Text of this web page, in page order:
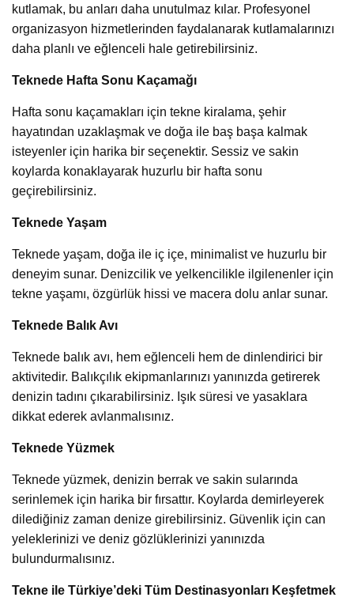
kutlamak, bu anları daha unutulmaz kılar. Profesyonel
organizasyon hizmetlerinden faydalanarak kutlamalarınızı
daha planlı ve eğlenceli hale getirebilirsiniz.
Teknede Hafta Sonu Kaçamağı
Hafta sonu kaçamakları için tekne kiralama, şehir
hayatından uzaklaşmak ve doğa ile baş başa kalmak
isteyenler için harika bir seçenektir. Sessiz ve sakin
koylarda konaklayarak huzurlu bir hafta sonu
geçirebilirsiniz.
Teknede Yaşam
Teknede yaşam, doğa ile iç içe, minimalist ve huzurlu bir
deneyim sunar. Denizcilik ve yelkencilikle ilgilenenler için
tekne yaşamı, özgürlük hissi ve macera dolu anlar sunar.
Teknede Balık Avı
Teknede balık avı, hem eğlenceli hem de dinlendirici bir
aktivitedir. Balıkçılık ekipmanlarınızı yanınızda getirerek
denizin tadını çıkarabilirsiniz. Işık süresi ve yasaklara
dikkat ederek avlanmalısınız.
Teknede Yüzmek
Teknede yüzmek, denizin berrak ve sakin sularında
serinlemek için harika bir fırsattır. Koylarda demirleyerek
dilediğiniz zaman denize girebilirsiniz. Güvenlik için can
yeleklerinizi ve deniz gözlüklerinizi yanınızda
bulundurmalısınız.
Tekne ile Türkiye’deki Tüm Destinasyonları Keşfetmek